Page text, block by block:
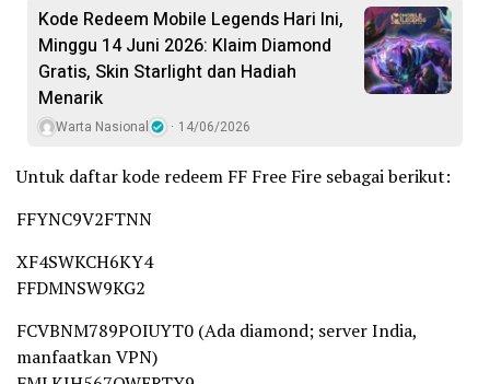
Kode Redeem Mobile Legends Hari Ini,
Minggu 14 Juni 2026: Klaim Diamond
Gratis, Skin Starlight dan Hadiah
Menarik
Warta Nasional 14/06/2026
Untuk daftar kode redeem FF Free Fire sebagai berikut:
FFYNC9V2FTNN
XF4SWKCH6KY4
FFDMNSW9KG2
FCVBNM789POIUYT0 (Ada diamond; server India,
manfaatkan VPN)